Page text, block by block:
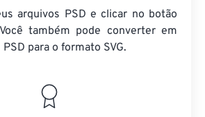
arquivos PSD e clicar no botão
também pode converter em
para o formato SVG.